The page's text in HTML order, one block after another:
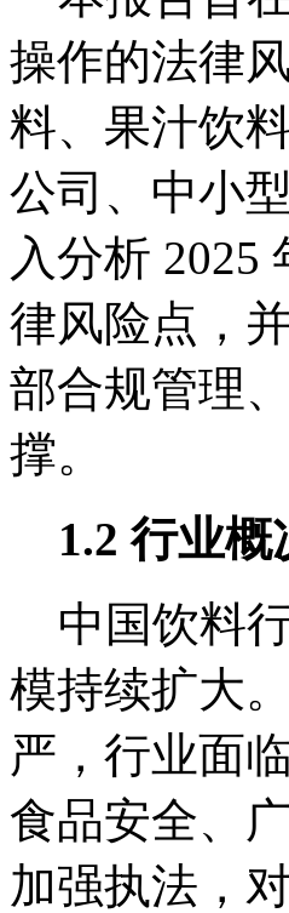
操作的法律
料、果汁饮
公司、中小
入分析 2025
律风险点，
部合规管理
撑。
1.2 行业
中国饮料
模持续扩大
严，行业面
食品安全、
加强执法，